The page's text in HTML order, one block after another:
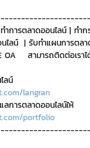
ำการตลาดออนไลน์ | ท
ไลน์  | รับทำแผนการต
สามารถติดต่อเรา
ลน์
langran
การตลาดออนไลน์ให้
portfolio